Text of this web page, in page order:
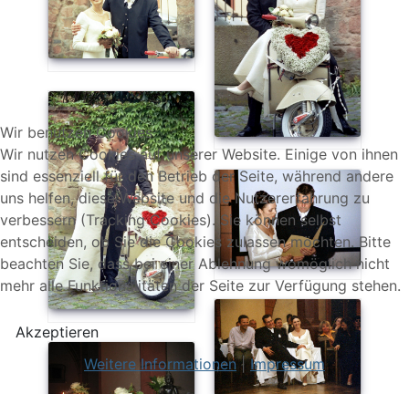
Wir benutzen Cookies
Wir nutzen Cookies auf unserer Website. Einige von ihnen
sind essenziell für den Betrieb der Seite, während andere
uns helfen, diese Website und die Nutzererfahrung zu
verbessern (Tracking Cookies). Sie können selbst
entscheiden, ob Sie die Cookies zulassen möchten. Bitte
beachten Sie, dass bei einer Ablehnung womöglich nicht
mehr alle Funktionalitäten der Seite zur Verfügung stehen.
Akzeptieren
Weitere Informationen|Impressum